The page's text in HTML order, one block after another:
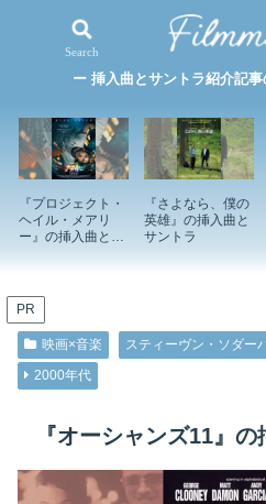
映画×音楽
ー 挿入曲とサントラ紹介記
『プロジェクト・
ヘイル・メアリ
ー』の挿入曲とサ
『さよなら、僕の
英雄』の挿入曲と
サントラ
PR
映画×音楽
スティーヴン・ソダー
2000年代
『オーシャンズ11』
Search